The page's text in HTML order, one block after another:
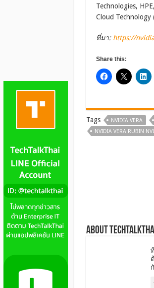
Technologies,
Cloud Technology
ที่มา: https://
Share this:
Tags NVIDIA VERA
NVIDIA VERA RUBIN
About